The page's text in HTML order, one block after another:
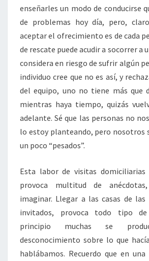
enseñarles un modo de conducirse
de problemas hoy día, pero,
aceptar el ofrecimiento es de cada
de rescate puede acudir a socorrer a
considera en riesgo de sufrir algún
individuo cree que no es así, y
del equipo, uno no tiene más que
mientras haya tiempo, quizás
adelante. Sé que las personas no
lo estoy planteando, pero nosotros
un poco “pesados”.
Esta labor de visitas domiciliarias
provoca multitud de
imaginar. Llegar a las casas de las
invitados, provoca todo tipo de
principio muchas se
desconocimiento sobre lo que
hablábamos. Recuerdo que en